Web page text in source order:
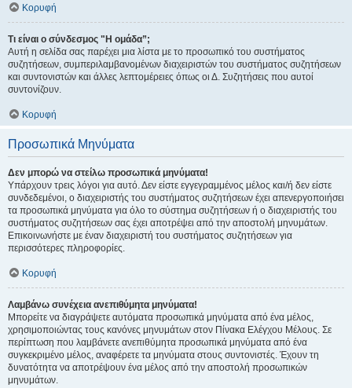
Κορυφή
Τι είναι ο σύνδεσμος "Η ομάδα”;
Αυτή η σελίδα σας παρέχει μια λίστα με το προσωπικό του συστήματος
συζητήσεων, συμπεριλαμβανομένων διαχειριστών του συστήματος συζητήσεων
και συντονιστών και άλλες λεπτομέρειες όπως οι Δ. Συζητήσεις που αυτοί
συντονίζουν.
Κορυφή
Προσωπικά Μηνύματα
Δεν μπορώ να στείλω προσωπικά μηνύματα!
Υπάρχουν τρεις λόγοι για αυτό. Δεν είστε εγγεγραμμένος μέλος και/ή δεν είστε
συνδεδεμένοι, ο διαχειριστής του συστήματος συζητήσεων έχει απενεργοποιήσει
τα προσωπικά μηνύματα για όλο το σύστημα συζητήσεων ή ο διαχειριστής του
συστήματος συζητήσεων σας έχει αποτρέψει από την αποστολή μηνυμάτων.
Επικοινωνήστε με έναν διαχειριστή του συστήματος συζητήσεων για
περισσότερες πληροφορίες.
Κορυφή
Λαμβάνω συνέχεια ανεπιθύμητα μηνύματα!
Μπορείτε να διαγράψετε αυτόματα προσωπικά μηνύματα από ένα μέλος,
χρησιμοποιώντας τους κανόνες μηνυμάτων στον Πίνακα Ελέγχου Μέλους. Σε
περίπτωση που λαμβάνετε ανεπιθύμητα προσωπικά μηνύματα από ένα
συγκεκριμένο μέλος, αναφέρετε τα μηνύματα στους συντονιστές. Έχουν τη
δυνατότητα να αποτρέψουν ένα μέλος από την αποστολή προσωπικών
μηνυμάτων.